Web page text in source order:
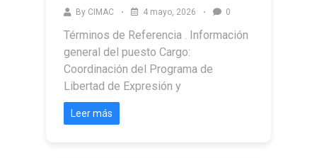
By CIMAC 4 mayo, 2026 0
Términos de Referencia . Información
general del puesto Cargo:
Coordinación del Programa de
Libertad de Expresión y
Leer más